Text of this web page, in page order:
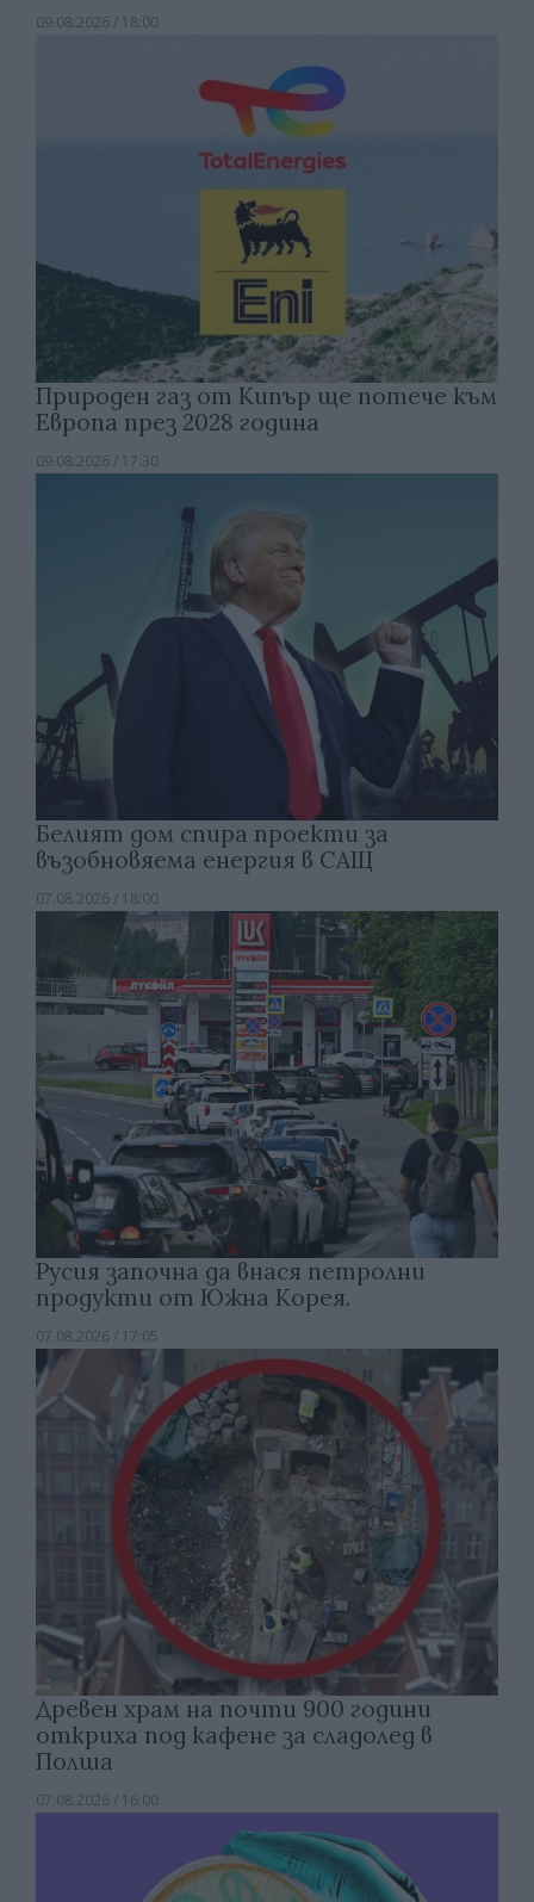
09.08.2026 / 18:00
Природен газ от Кипър ще потече към
Европа през 2028 година
09.08.2026 / 17:30
Белият дом спира проекти за
възобновяема енергия в САЩ
07.08.2026 / 18:00
Русия започна да внася петролни
продукти от Южна Корея.
07.08.2026 / 17:05
Древен храм на почти 900 години
откриха под кафене за сладолед в
Полша
07.08.2026 / 16:00